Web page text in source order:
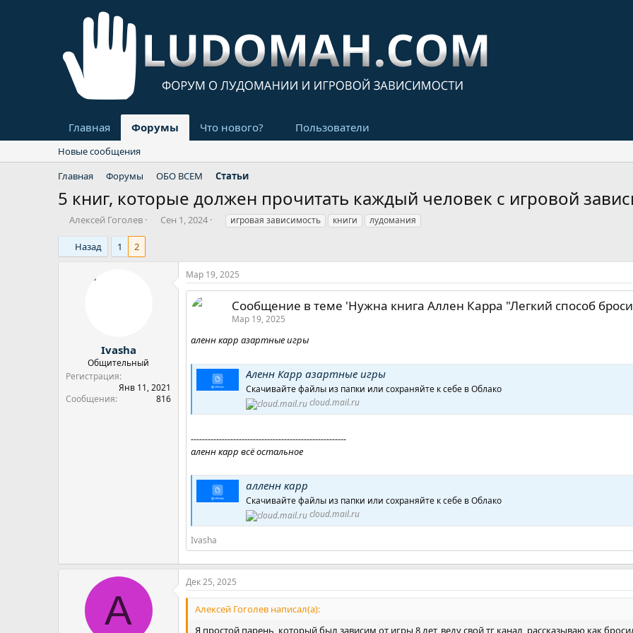
Главная Форумы Что нового? Пользователи
Новые сообщения
Главная
Форумы ОБО ВСЕМ Статьи
5 книг, которые должен прочитать каждый человек с игровой
А
о
Алексей Гоголев
Д
Сен 1, 2024
Тигровая зависимость книги лудомания
Назад 1 2
Ivasha
Общительный
Регистрация
Янв 11, 2021
Сообщения
816
Мар 19, 2025
Сообщение в теме 'Нужна книга Аллен Карра "Легкий способ
Мар 19, 2025
аленн карр азартные игры
Аленн Карр азартные игры
Скачивайте файлы из папки или сохраняйте к себе в Облако
cloud.mail.ru
-------------------------------------------------------
аленн карр всё остальное
алленн карр
Скачивайте файлы из папки или сохраняйте к себе в Облако
cloud.mail.ru
Ivasha
A
Дек 25, 2025
Алексей Гоголев написал(а):
Я простой парень, который был зависим от игры 8 лет, веду свой тг канал, рассказываю как